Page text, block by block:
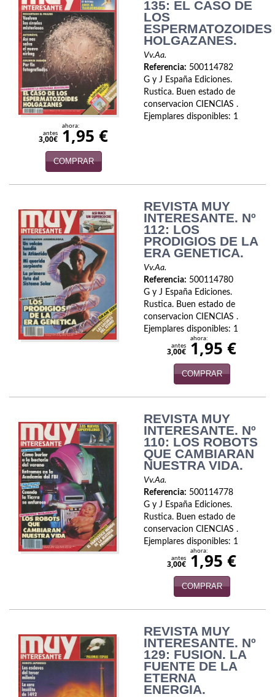
Novela Extranjera
Novela fantástica
Novela histórica
Novela negra
Novela romántica
Otros idiomas
Papás, Mamás, Bebés...
Papás, Mamás, Bebés…
Poesía
Política
Psicología. Educación
Religión
Teatro
Tema Local
Terror
Terrorismo
Varios
135: EL CASO DE
LOS
ESPERMATOZOIDES
HOLGAZANES.
Vv.Aa.
Referencia: 500114782
G y J España Ediciones.
Rustica. Buen estado de
conservacion CIENCIAS .
Ejemplares disponibles: 1
antes
3,00€
ahora:
1,95 €
COMPRAR
REVISTA MUY
INTERESANTE. Nº
112: LOS
PRODIGIOS DE LA
ERA GENETICA.
Vv.Aa.
Referencia: 500114780
G y J España Ediciones.
Rustica. Buen estado de
conservacion CIENCIAS .
Ejemplares disponibles: 1
antes
3,00€
ahora:
1,95 €
COMPRAR
REVISTA MUY
INTERESANTE. Nº
110: LOS ROBOTS
QUE CAMBIARAN
NUESTRA VIDA.
Vv.Aa.
Referencia: 500114778
G y J España Ediciones.
Rustica. Buen estado de
conservacion CIENCIAS .
Ejemplares disponibles: 1
antes
3,00€
ahora:
1,95 €
COMPRAR
REVISTA MUY
INTERESANTE. Nº
129: FUSION. LA
FUENTE DE LA
ETERNA
ENERGIA.